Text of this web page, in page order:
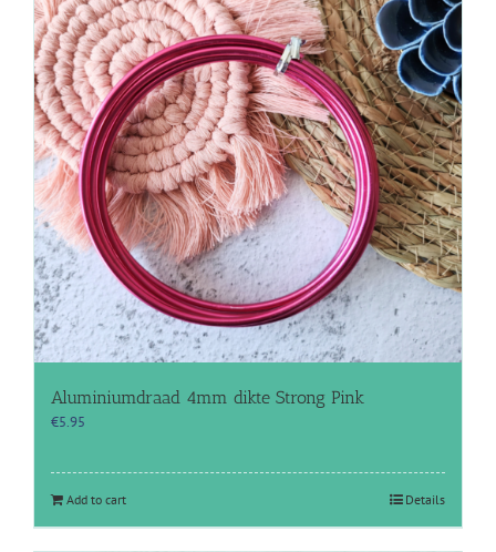
Aluminiumdraad 4mm dikte Strong Pink
€5.95
Add to cart Details